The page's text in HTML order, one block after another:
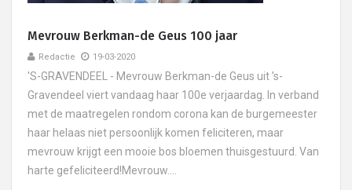
Mevrouw Berkman-de Geus 100 jaar
Redactie 19-03-2020
'S-GRAVENDEEL - Mevrouw Berkman-de Geus uit ’s-
Gravendeel viert vandaag haar 100e verjaardag. In verband
met de maatregelen rondom corona kan de burgemeester
haar helaas niet persoonlijk komen feliciteren, maar
mevrouw krijgt een mooie bos bloemen thuisgestuurd. Van
harte gefeliciteerd!Mevrouw....